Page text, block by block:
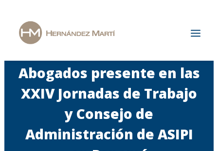
Inicio
La Firma
Áreas de Especialización
Actualidad
Abogados presente en las
XXIV Jornadas de Trabajo
y Consejo de
Administración de ASIPI